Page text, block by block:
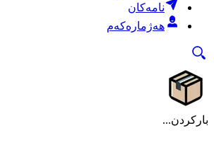
نامەکان
هەژمارەکەم
بارکردن...